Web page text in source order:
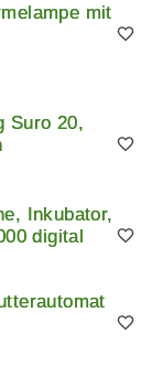
mit
Suro 20,
Inkubator,
digital